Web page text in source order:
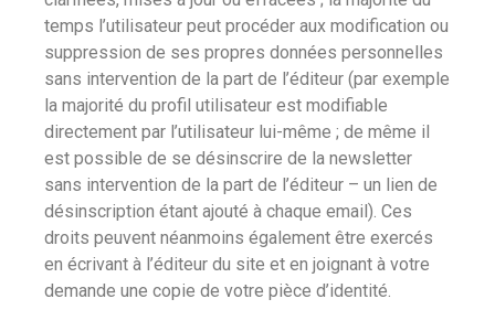
temps l’utilisateur peut procéder aux modification ou
suppression de ses propres données personnelles
sans intervention de la part de l’éditeur (par exemple
la majorité du profil utilisateur est modifiable
directement par l’utilisateur lui-même ; de même il
est possible de se désinscrire de la newsletter
sans intervention de la part de l’éditeur – un lien de
désinscription étant ajouté à chaque email). Ces
droits peuvent néanmoins également être exercés
en écrivant à l’éditeur du site et en joignant à votre
demande une copie de votre pièce d’identité.